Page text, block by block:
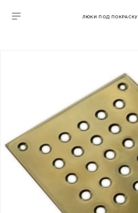
ЛЮКИ ПОД ПОКРАСКУ